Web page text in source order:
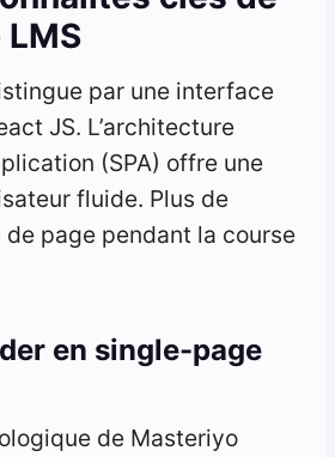
par une interface
JS. L’architecture
(SPA) offre une
fluide. Plus de
page pendant la course
en single-page
de Masteriyo